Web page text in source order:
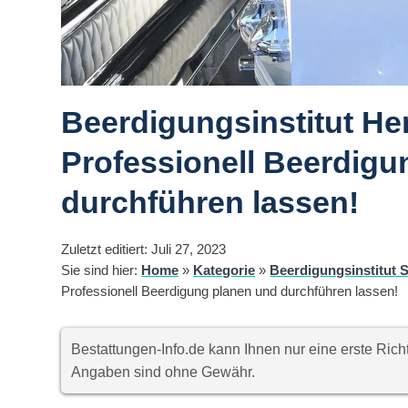
Beerdigungsinstitut
Professionell
durchführen lassen!
Zuletzt editiert: Juli 27, 2023
Sie sind hier: Home » Kategorie » Beerdigungsinstitut
Professionell Beerdigung planen und durchführen lassen!
Bestattungen-Info.de kann Ihnen nur eine erste
Angaben sind ohne Gewähr.